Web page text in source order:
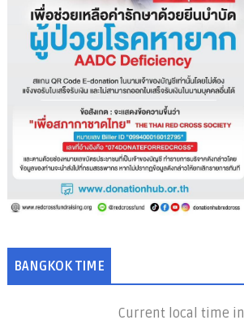
BANGKOK TIME
Current local time in